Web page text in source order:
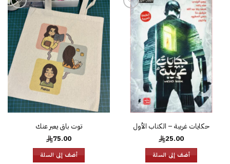
إضافة
قائمة
الرغبات
حكايات غريبة – الكتاب الأول
25.00
أضف إلى السلة
إضافة
إلى
قائمة
الرغبات
توت باق يعبر عنك
75.00
أضف إلى السلة